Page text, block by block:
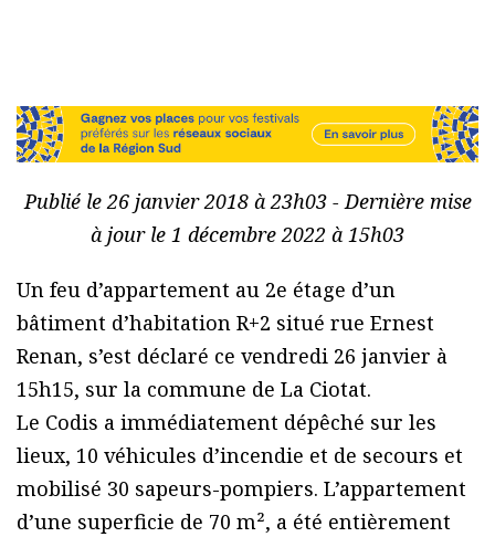
Publié le 26 janvier 2018 à 23h03 - Dernière mise
à jour le 1 décembre 2022 à 15h03
Un feu d’appartement au 2e étage d’un
bâtiment d’habitation R+2 situé rue Ernest
Renan, s’est déclaré ce vendredi 26 janvier à
15h15, sur la commune de La Ciotat.
Le Codis a immédiatement dépêché sur les
lieux, 10 véhicules d’incendie et de secours et
mobilisé 30 sapeurs-pompiers. L’appartement
d’une superficie de 70 m², a été entièrement